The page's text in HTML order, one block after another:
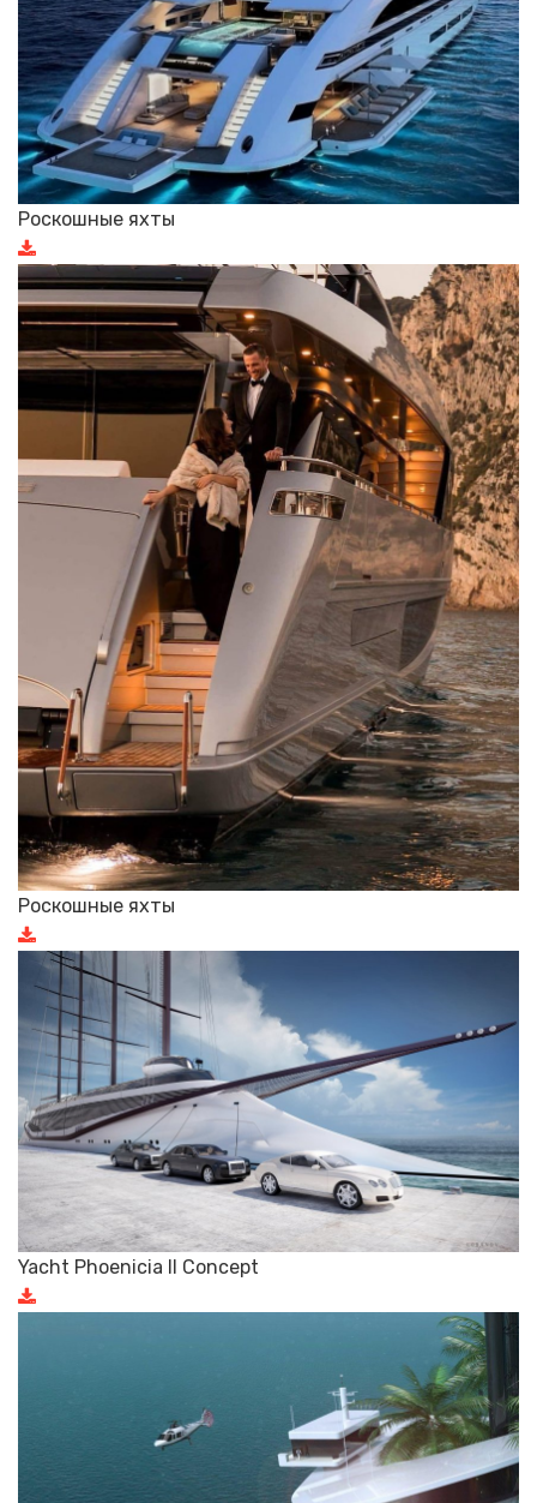
Роскошные яхты
Роскошные яхты
Yacht Phoenicia II Concept